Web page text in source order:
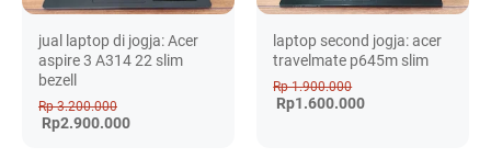
jual laptop di jogja: Acer
aspire 3 A314 22 slim
bezell
Rp 3.200.000
Rp2.900.000
laptop second jogja: acer
travelmate p645m slim
Rp 1.900.000
Rp1.600.000